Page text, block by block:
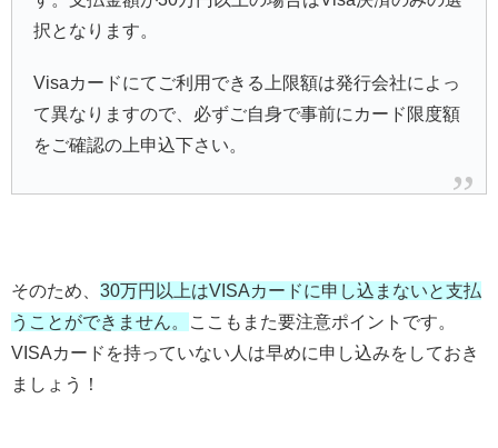
択となります。
Visaカードにてご利用できる上限額は発行会社によっ
て異なりますので、必ずご自身で事前にカード限度額
をご確認の上申込下さい。
そのため、 30万円以上はVISAカードに申し込まないと支払
うことができません。
ここもまた要注意ポイントです。
VISAカードを持っていない人は早めに申し込みをしておき
ましょう！